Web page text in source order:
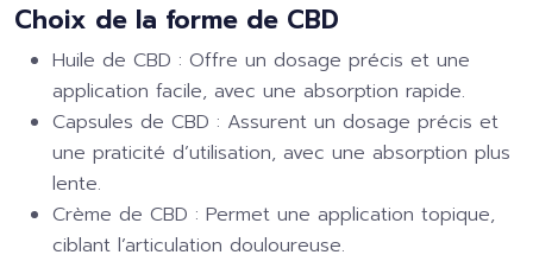
Choix de la forme de CBD
Huile de CBD : Offre un dosage précis et une
application facile, avec une absorption rapide.
Capsules de CBD : Assurent un dosage précis et
une praticité d’utilisation, avec une absorption plus
lente.
Crème de CBD : Permet une application topique,
ciblant l’articulation douloureuse.